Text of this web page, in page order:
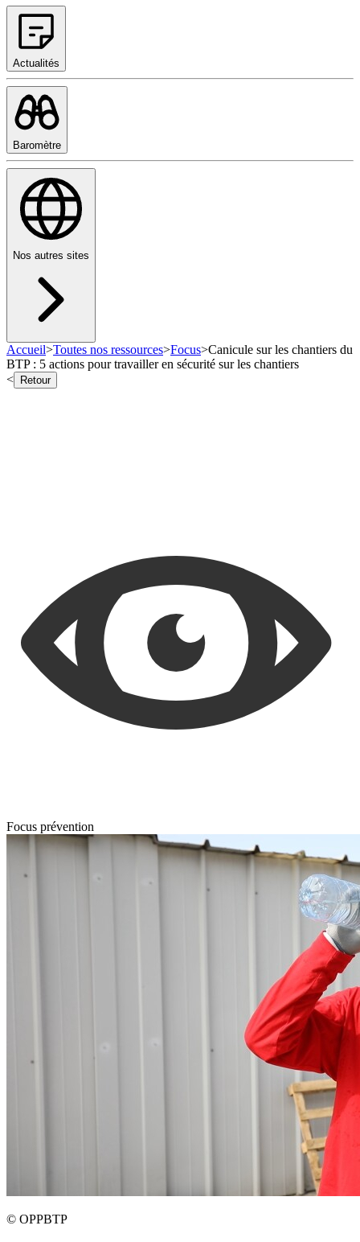
Actualités
Baromètre
Nos autres sites
Accueil>Toutes nos ressources>Focus>Canicule sur les chantiers du
BTP : 5 actions pour travailler en sécurité sur les chantiers
<
Retour
Focus prévention
© OPPBTP